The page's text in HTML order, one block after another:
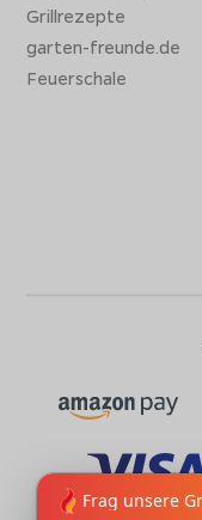
Grillrezepte
garten-freunde.de
Feuerschale